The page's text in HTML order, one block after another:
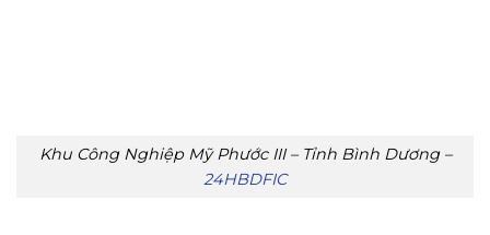
Khu Công Nghiệp Mỹ Phước III – Tỉnh Bình Dương –
24HBDFIC